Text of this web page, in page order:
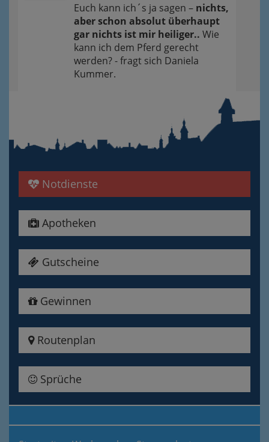
Euch kann ich´s ja sagen – nichts,
aber schon absolut überhaupt
gar nichts ist mir heiliger.. Wie
kann ich dem Pferd gerecht
werden? - fragt sich Daniela
Kummer.
Notdienste
Apotheken
Gutscheine
Gewinnen
Routenplan
Sprüche